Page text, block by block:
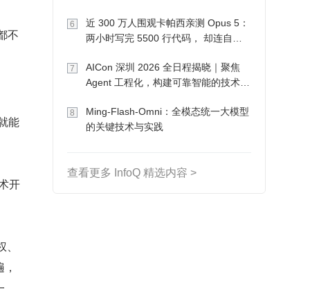
不
能
开
6
近 300 万人围观卡帕西亲测 Opus 5：
两小时写完 5500 行代码， 却连自己
7
AICon 深圳 2026 全日程揭晓｜聚焦
Agent 工程化，构建可靠智能的技术路
8
Ming-Flash-Omni：全模态统一大模型
的关键技术与实践
查看更多 InfoQ 精选内容 >